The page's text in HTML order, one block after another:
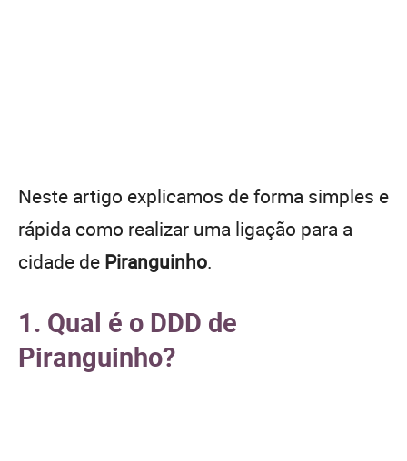
Neste artigo explicamos de forma simples e
rápida como realizar uma ligação para a
cidade de Piranguinho.
1. Qual é o DDD de
Piranguinho?